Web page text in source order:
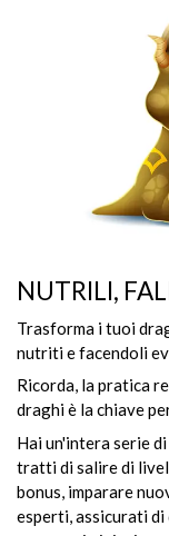
NUTRILI,
Trasforma i tuoi
nutriti e facendoli
Ricorda, la pratica
draghi è la chiave
Hai un'intera serie
tratti di salire di
bonus, imparare
esperti, assicurati